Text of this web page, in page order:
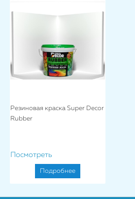
Резиновая краска Super Decor
Rubber
Посмотреть
Подробнее